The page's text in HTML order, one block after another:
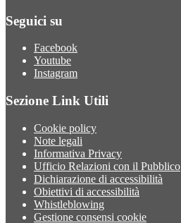
Seguici su
Facebook
Youtube
Instagram
Sezione Link Utili
Cookie policy
Note legali
Informativa Privacy
Ufficio Relazioni con il Pubblico
Dichiarazione di accessibilità
Obiettivi di accessibilità
Whistleblowing
Gestione consensi cookie